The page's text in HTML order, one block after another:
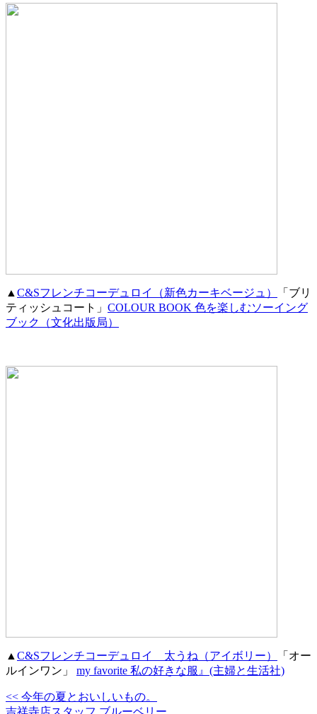
▲ C&Sフレンチコーデュロイ（新色カーキベージュ）
「ブリ
ティッシュコート」 COLOUR BOOK 色を楽しむソーイング
ブック（文化出版局）
▲ C&Sフレンチコーデュロイ 太うね（アイボリー）
「オー
ルインワン」 my favorite 私の好きな服』(主婦と生活社)
<< 今年の夏とおいしいもの。